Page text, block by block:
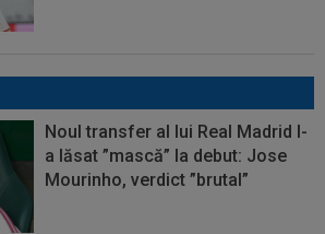
Noul transfer al lui Real Madrid l-
a lăsat ”mască” la debut: Jose
Mourinho, verdict ”brutal”